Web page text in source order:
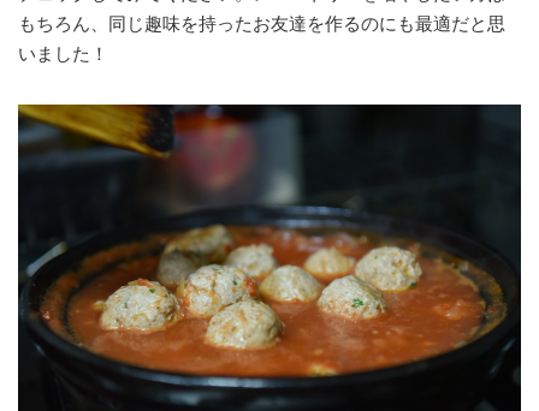
もちろん、同じ趣味を持ったお友達を作るのにも最適だと思
いました！